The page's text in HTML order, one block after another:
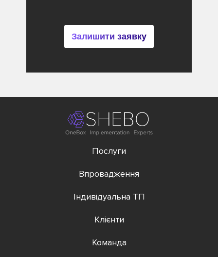
Залишити заявку
Послуги
Впровадження
Індивідуальна ТП
Клієнти
Команда